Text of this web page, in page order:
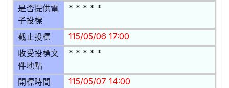
是否提供電
子投標
* * * * *
截止投標 115/05/06 17:00
收受投標文
件地點
* * * * *
開標時間 115/05/07 14:00